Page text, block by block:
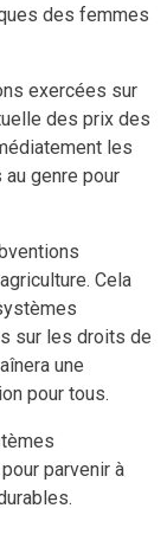
des femmes
exercées sur
des prix des
les
genre pour
Cela
sur les droits de
une
pour tous.
parvenir à